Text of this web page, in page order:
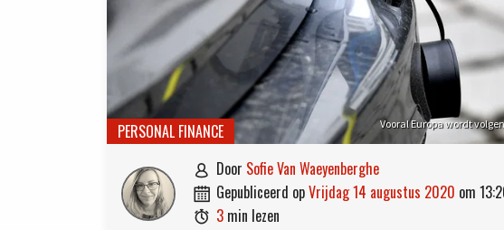
Vooral Europa wordt
PERSONAL FINANCE
 door Sofie Van Waeyenberghe
 gepubliceerd op vrijdag 14 augustus 2020 om
 3 min lezen